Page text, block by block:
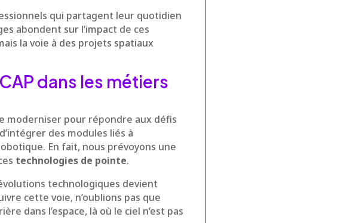
qui partagent leur quotidien
abondent sur l’impact de ces
la voie à des projets spatiaux
dans les métiers
moderniser pour répondre aux défis
des modules liés à
En fait, nous prévoyons une
technologies de pointe.
technologiques devient
cette voie, n’oublions pas que
dans l’espace, là où le ciel n’est pas